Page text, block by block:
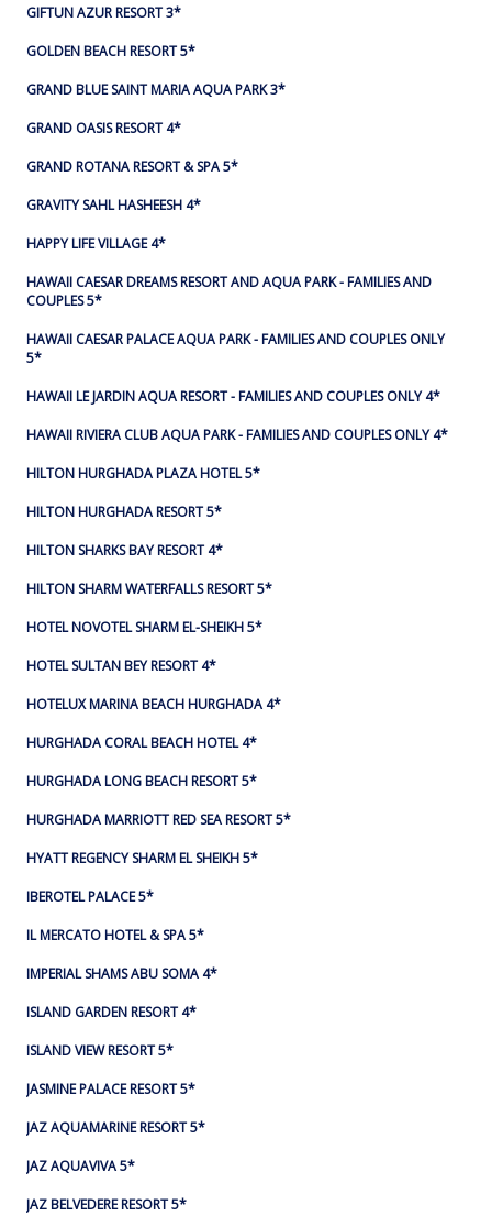
GIFTUN AZUR RESORT 3*
GOLDEN BEACH RESORT 5*
GRAND BLUE SAINT MARIA AQUA PARK 3*
GRAND OASIS RESORT 4*
GRAND ROTANA RESORT & SPA 5*
GRAVITY SAHL HASHEESH 4*
HAPPY LIFE VILLAGE 4*
HAWAII CAESAR DREAMS RESORT AND AQUA PARK - FAMILIES AND
COUPLES 5*
HAWAII CAESAR PALACE AQUA PARK - FAMILIES AND COUPLES ONLY
5*
HAWAII LE JARDIN AQUA RESORT - FAMILIES AND COUPLES ONLY 4*
HAWAII RIVIERA CLUB AQUA PARK - FAMILIES AND COUPLES ONLY 4*
HILTON HURGHADA PLAZA HOTEL 5*
HILTON HURGHADA RESORT 5*
HILTON SHARKS BAY RESORT 4*
HILTON SHARM WATERFALLS RESORT 5*
HOTEL NOVOTEL SHARM EL-SHEIKH 5*
HOTEL SULTAN BEY RESORT 4*
HOTELUX MARINA BEACH HURGHADA 4*
HURGHADA CORAL BEACH HOTEL 4*
HURGHADA LONG BEACH RESORT 5*
HURGHADA MARRIOTT RED SEA RESORT 5*
HYATT REGENCY SHARM EL SHEIKH 5*
IBEROTEL PALACE 5*
IL MERCATO HOTEL & SPA 5*
IMPERIAL SHAMS ABU SOMA 4*
ISLAND GARDEN RESORT 4*
ISLAND VIEW RESORT 5*
JASMINE PALACE RESORT 5*
JAZ AQUAMARINE RESORT 5*
JAZ AQUAVIVA 5*
JAZ BELVEDERE RESORT 5*